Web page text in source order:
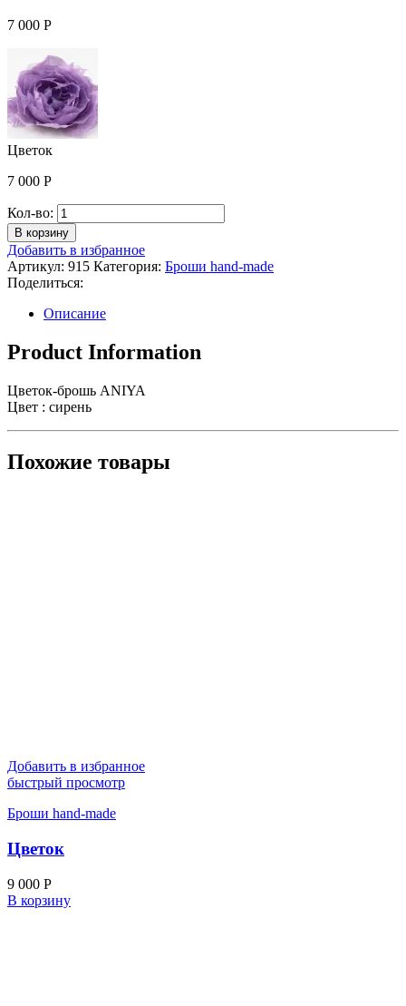
7 000 Р
Цветок
7 000 Р
Кол-во: Количество
Цветок
В корзину
Добавить в избранное
Артикул: 915 Категория: Броши hand-made
Поделиться:
Описание
Product Information
Цветок-брошь ANIYA
Цвет : сирень
Похожие товары
Добавить в избранное
быстрый просмотр
Броши hand-made
Цветок
9 000 Р
В корзину